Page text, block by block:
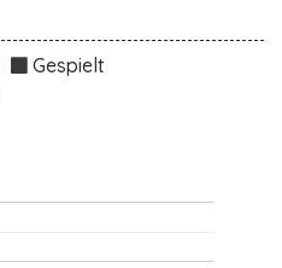
Gespielt